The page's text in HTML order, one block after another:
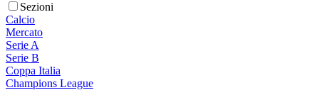
Sezioni
Calcio
Mercato
Serie A
Serie B
Coppa Italia
Champions League